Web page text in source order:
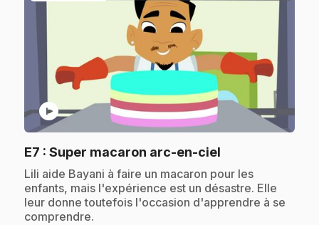
play_circle
E7 : Super macaron arc-en-ciel
.Lili aide Bayani à faire un macaron pour les
enfants, mais l'expérience est un désastre. Elle
leur donne toutefois l'occasion d'apprendre à se
comprendre.